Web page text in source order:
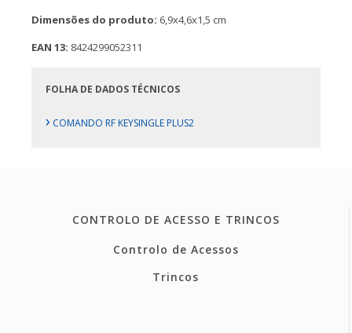
Dimensões do produto: 6,9x4,6x1,5 cm
EAN 13: 8424299052311
FOLHA DE DADOS TÉCNICOS
› COMANDO RF KEYSINGLE PLUS2
CONTROLO DE ACESSO E TRINCOS
Controlo de Acessos
Trincos